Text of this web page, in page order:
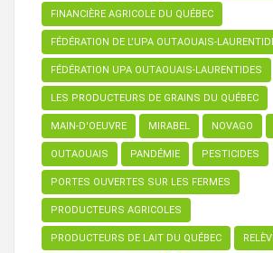
FINANCIÈRE AGRICOLE DU QUÉBEC
FÉDÉRATION DE L’UPA OUTAOUAIS-
FÉDÉRATION UPA OUTAOUAIS-LAURENTIDES
LES PRODUCTEURS DE GRAINS DU QUÉBEC
MAIN-D'OEUVRE MIRABEL NOVAGO
OUTAOUAIS PANDÉMIE PESTICIDES
PORTES OUVERTES SUR LES FERMES
PRODUCTEURS AGRICOLES
PRODUCTEURS DE LAIT DU QUÉBEC